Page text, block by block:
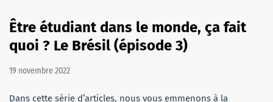
Être étudiant dans le monde, ça fait
quoi ? Le Brésil (épisode 3)
19 novembre 2022
Dans cette série d’articles, nous vous emmenons à la